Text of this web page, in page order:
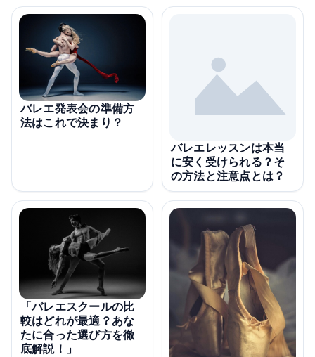
バレエ発表会の準備方
法はこれで決まり？
バレエレッスンは本当
に安く受けられる？そ
の方法と注意点とは？
「バレエスクールの比
較はどれが最適？あな
たに合った選び方を徹
底解説！」